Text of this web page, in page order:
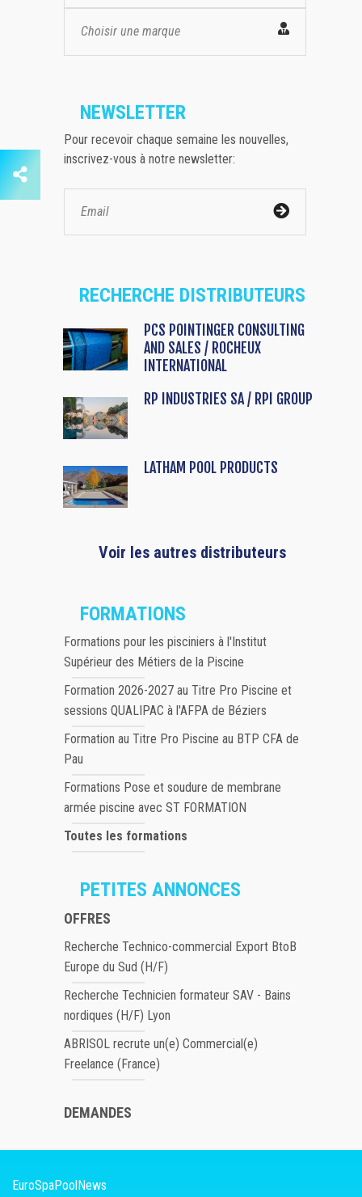
Choisir une marque
NEWSLETTER
Pour recevoir chaque semaine les nouvelles,
inscrivez-vous à notre newsletter:
RECHERCHE DISTRIBUTEURS
PCS POINTINGER CONSULTING
AND SALES / ROCHEUX
INTERNATIONAL
RP INDUSTRIES SA / RPI GROUP
LATHAM POOL PRODUCTS
Voir les autres distributeurs
FORMATIONS
Formations pour les pisciniers à l'Institut
Supérieur des Métiers de la Piscine
Formation 2026-2027 au Titre Pro Piscine et
sessions QUALIPAC à l'AFPA de Béziers
Formation au Titre Pro Piscine au BTP CFA de
Pau
Formations Pose et soudure de membrane
armée piscine avec ST FORMATION
Toutes les formations
PETITES ANNONCES
OFFRES
Recherche Technico-commercial Export BtoB
Europe du Sud (H/F)
Recherche Technicien formateur SAV - Bains
nordiques (H/F) Lyon
ABRISOL recrute un(e) Commercial(e)
Freelance (France)
DEMANDES
EuroSpaPoolNews